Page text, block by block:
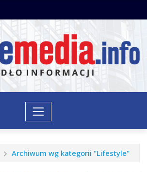
Archiwum wg kategorii "Lifestyle"